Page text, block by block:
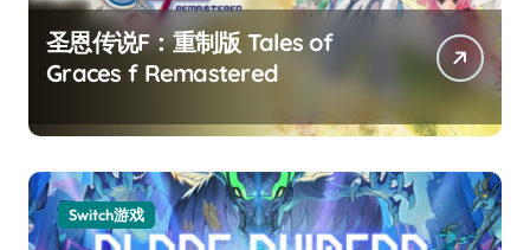
圣恩传说F：重制版 Tales of
Graces f Remastered
Switch游戏